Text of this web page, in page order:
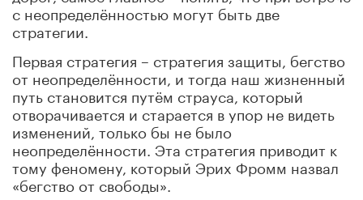
с неопределённостью могут быть две
стратегии.
Первая стратегия – стратегия защиты, бегство
от неопределённости, и тогда наш жизненный
путь становится путём страуса, который
отворачивается и старается в упор не видеть
изменений, только бы не было
неопределённости. Эта стратегия приводит к
тому феномену, который Эрих Фромм назвал
«бегство от свободы».